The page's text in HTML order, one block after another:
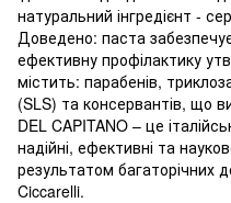
натуральний інгредієнт -
Доведено: паста
ефективну профілактику
містить: парабенів,
(SLS) та консервантів, що
DEL CAPITANO – це
надійні, ефективні та
результатом багаторічних
Ciccarelli.